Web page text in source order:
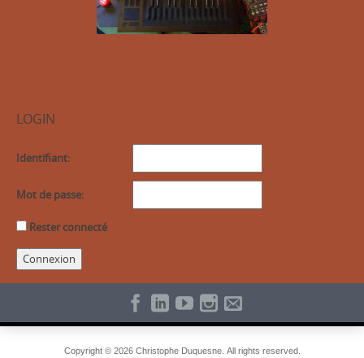
LOGIN
Identifiant:
Mot de passe:
Rester connecté
Connexion
Copyright © 2026 Christophe Duquesne. All rights reserved.